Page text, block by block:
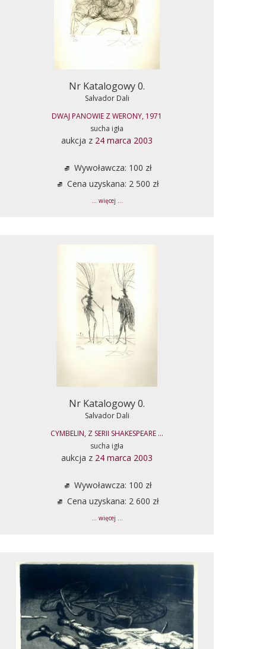
Nr Katalogowy 0.
Salvador Dali
DWAJ PANOWIE Z WERONY, 1971
sucha igła
aukcja z 24 marca 2003
Wywoławcza: 100 zł
Cena uzyskana: 2 500 zł
... więcej ...
Nr Katalogowy 0.
Salvador Dali
CYMBELIN, Z SERII SHAKESPEARE ...
sucha igła
aukcja z 24 marca 2003
Wywoławcza: 100 zł
Cena uzyskana: 2 600 zł
... więcej ...